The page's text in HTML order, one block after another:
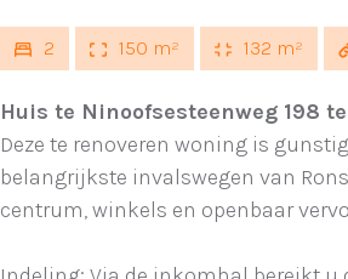
2 150 m² 132 m²
Huis te Ninoofsesteenweg 198
Deze te renoveren woning is
belangrijkste invalswegen van
centrum, winkels en openbaar